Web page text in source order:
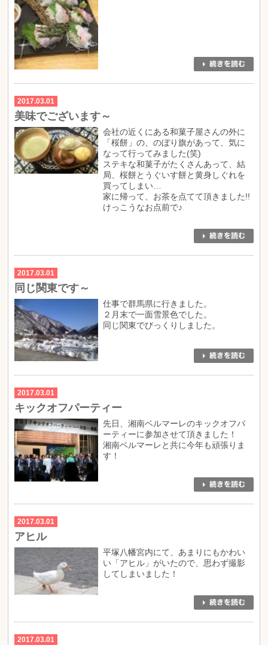
2017.03.01
美味でございます～
会社の近くにある和菓子屋さんの外に
「桜餅」の、のぼり旗があって、気に
なって行ってみました(笑)
ステキな和菓子がたくさんあって、結
局、桜餅とうぐいす餅と黄身しぐれを
買ってしまい…
家に帰って、お茶を点てて頂きました!!
けっこうなお点前で♪
2017.03.01
同じ関東です～
仕事で群馬県に行きました。
２月末で一面雪景色でした。
同じ関東でびっくりしました。
2017.03.01
キックオフパーティー
先日、湘南ベルマーレのキックオフパ
ーティーに参加させて頂きました！
湘南ベルマーレと共に今年も頑張りま
す！
2017.03.01
アヒル
平塚八幡宮内にて、あまりにもかわい
い「アヒル」がいたので、思わず撮影
してしまいました！
2017.03.01